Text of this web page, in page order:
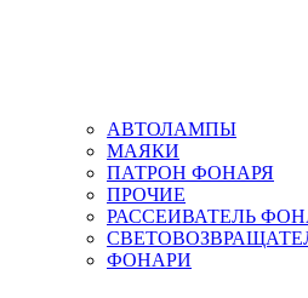
АВТОЛАМПЫ
МАЯКИ
ПАТРОН ФОНАРЯ
ПРОЧИЕ
РАССЕИВАТЕЛЬ
ФОНАРИ